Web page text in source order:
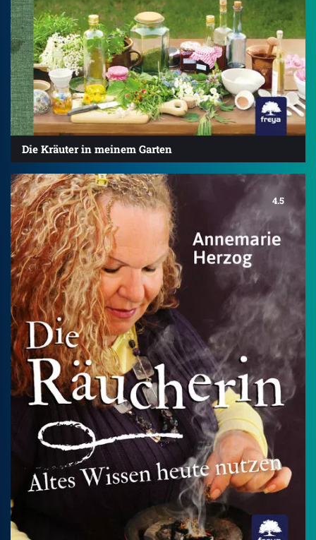
Die Kräuter in meinem Garten
4.5